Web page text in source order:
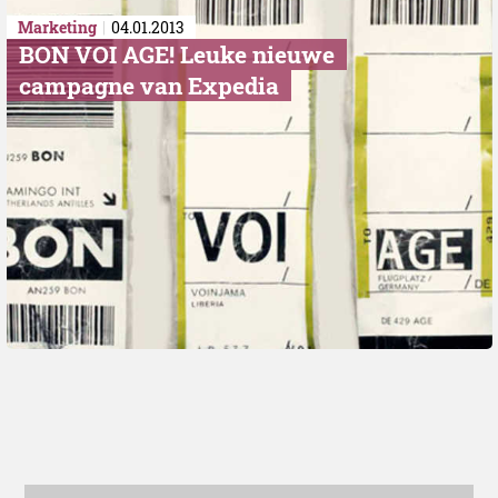
Marketing 04.01.2013
BON VOI AGE! Leuke nieuwe
campagne van Expedia